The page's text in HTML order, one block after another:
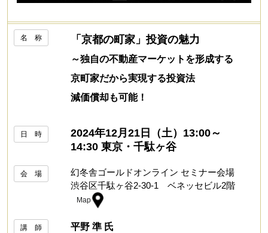
名 称 「京都の町家」投資の魅力
～独自の不動産マーケットを形成する
京町家だから実現する投資法
減価償却も可能！
日 時
2024年12月21日（土）13:00～
14:30 東京・千駄ヶ谷
会 場
幻冬舎ゴールドオンライン セミナー会場
渋谷区千駄ヶ谷2-30-1 ベネッセビル2階
Map
講 師
平野 準 氏